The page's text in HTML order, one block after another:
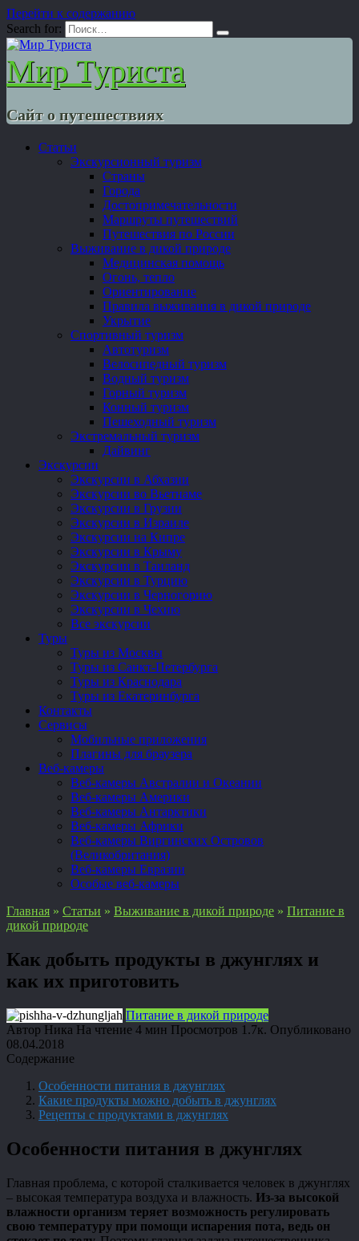
Перейти к содержанию
Search for:
Мир Туриста
Сайт о путешествиях
Статьи
Экскурсионный туризм
Страны
Города
Достопримечательности
Маршруты путешествий
Путешествия по России
Выживание в дикой природе
Медицинская помощь
Огонь, тепло
Ориентирование
Правила выживания в дикой природе
Укрытие
Спортивный туризм
Автотуризм
Велосипедный туризм
Водный туризм
Горный туризм
Конный туризм
Пешеходный туризм
Экстремальный туризм
Дайвинг
Экскурсии
Экскурсии в Абхазии
Экскурсии во Вьетнаме
Экскурсии в Грузии
Экскурсии в Израиле
Экскурсии на Кипре
Экскурсии в Крыму
Экскурсии в Таиланд
Экскурсии в Турцию
Экскурсии в Черногорию
Экскурсии в Чехию
Все экскурсии
Туры
Туры из Москвы
Туры из Санкт-Петербурга
Туры из Краснодара
Туры из Екатеринбурга
Контакты
Сервисы
Мобильные приложения
Плагины для браузера
Веб-камеры
Веб-камеры Австралии и Океании
Веб-камеры Америки
Веб-камеры Антарктики
Веб-камеры Африки
Веб-камеры Виргинских Островов
(Великобритания)
Веб-камеры Евразии
Особые веб-камеры
Главная » Статьи » Выживание в дикой природе » Питание в
дикой природе
Как добыть продукты в джунглях и
как их приготовить
Питание в дикой природе
Автор Ника На чтение 4 мин Просмотров 1.7к. Опубликовано
08.04.2018
Содержание
Особенности питания в джунглях
Какие продукты можно добыть в джунглях
Рецепты с продуктами в джунглях
Особенности питания в джунглях
Главная проблема, с которой сталкивается человек в джунглях
– высокая температура воздуха и влажность. Из-за высокой
влажности организм теряет возможность регулировать
свою температуру при помощи испарения пота, ведь он